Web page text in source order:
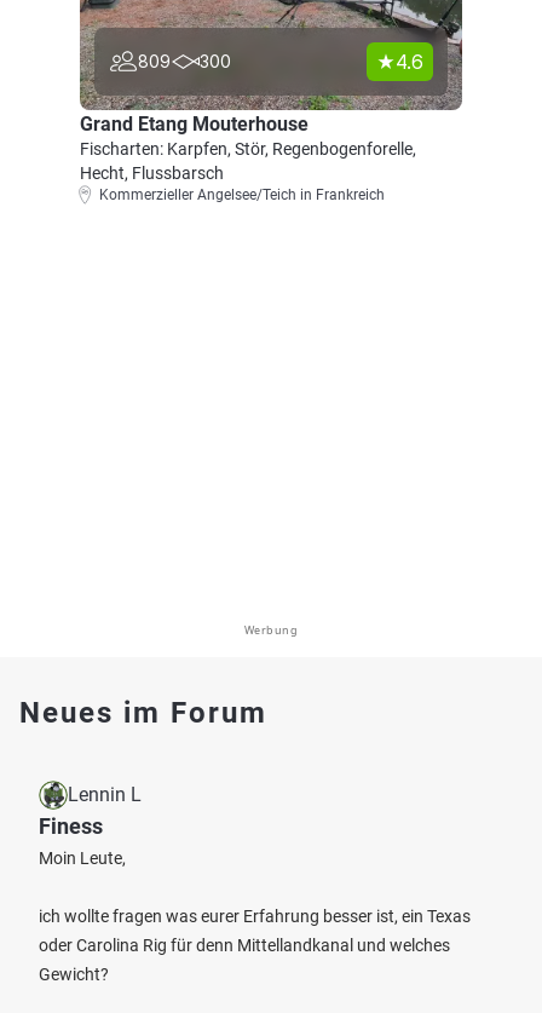
809 300 4.6
Grand Etang Mouterhouse
Fischarten: Karpfen, Stör, Regenbogenforelle,
Hecht, Flussbarsch
Kommerzieller Angelsee/Teich in Frankreich
Werbung
Neues im Forum
Lennin L
Finess
Moin Leute,
ich wollte fragen was eurer Erfahrung besser ist, ein Texas
oder Carolina Rig für denn Mittellandkanal und welches
Gewicht?